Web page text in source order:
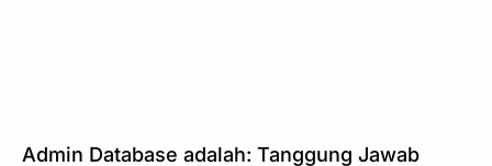
Admin Database adalah: Tanggung Jawab